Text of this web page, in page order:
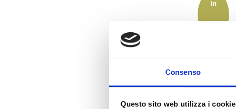
Consenso
Questo sito web utilizza i cookie
In
us